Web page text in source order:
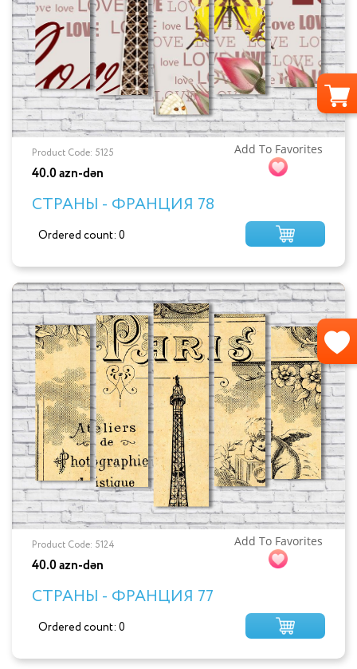
Product Code: 5125 Add To Favorites
40.0 azn-dən
СТРАНЫ - ФРАНЦИЯ 78
Ordered count: 0
Product Code: 5124 Add To Favorites
40.0 azn-dən
СТРАНЫ - ФРАНЦИЯ 77
Ordered count: 0